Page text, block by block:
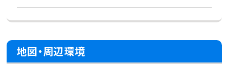
地図・周辺環境